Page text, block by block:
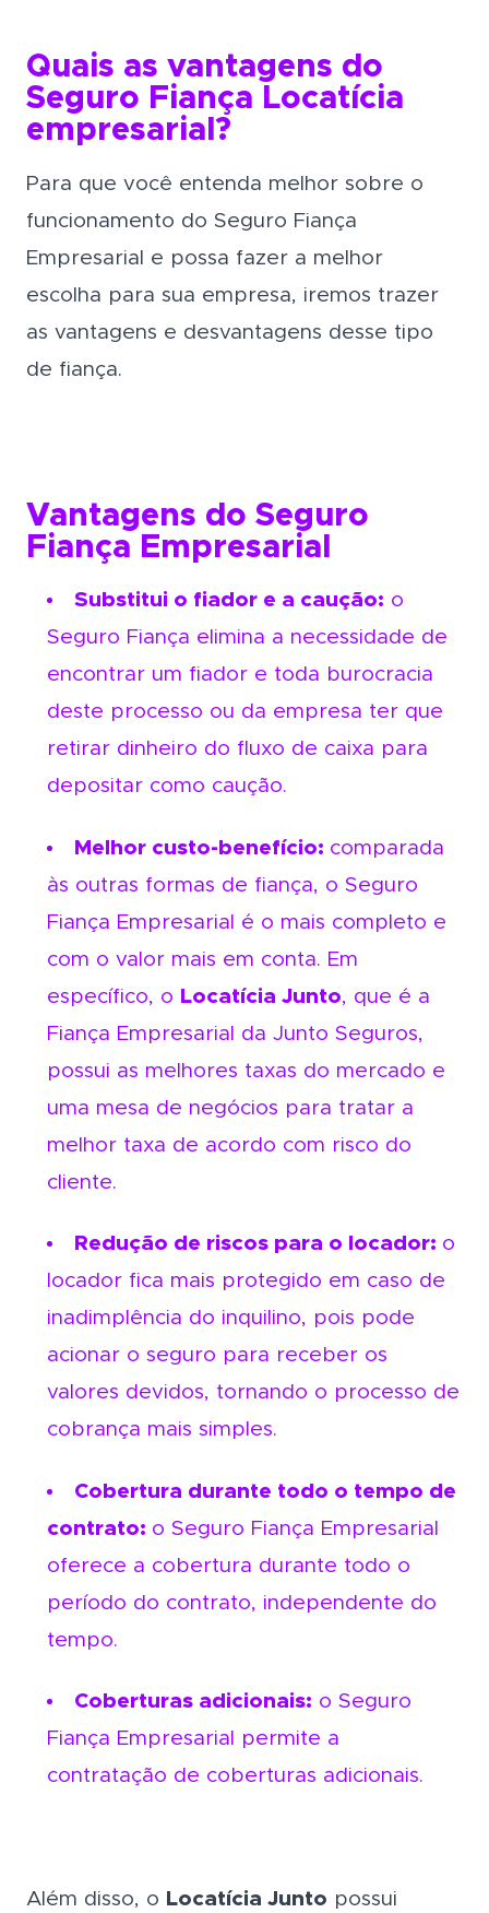
Quais as vantagens do
Seguro Fiança Locatícia
empresarial?
Para que você entenda melhor sobre o
funcionamento do Seguro Fiança
Empresarial e possa fazer a melhor
escolha para sua empresa, iremos trazer
as vantagens e desvantagens desse tipo
de fiança.
Vantagens do Seguro
Fiança Empresarial
Substitui o fiador e a caução: o
Seguro Fiança elimina a necessidade de
encontrar um fiador e toda burocracia
deste processo ou da empresa ter que
retirar dinheiro do fluxo de caixa para
depositar como caução.
Melhor custo-benefício: comparada
às outras formas de fiança, o Seguro
Fiança Empresarial é o mais completo e
com o valor mais em conta. Em
específico, o Locatícia Junto, que é a
Fiança Empresarial da Junto Seguros,
possui as melhores taxas do mercado e
uma mesa de negócios para tratar a
melhor taxa de acordo com risco do
cliente.
Redução de riscos para o locador: o
locador fica mais protegido em caso de
inadimplência do inquilino, pois pode
acionar o seguro para receber os
valores devidos, tornando o processo de
cobrança mais simples.
Cobertura durante todo o tempo de
contrato: o Seguro Fiança Empresarial
oferece a cobertura durante todo o
período do contrato, independente do
tempo.
Coberturas adicionais: o Seguro
Fiança Empresarial permite a
contratação de coberturas adicionais.
Além disso, o Locatícia Junto possui